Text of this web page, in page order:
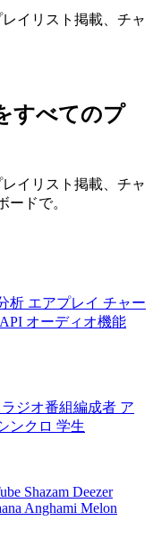
イリスト掲載、チャ
すべてのプ
イリスト掲載、チャ
ドで。
析 エアプレイ チャー
API オーディオ機能
ラジオ番組編成者 ア
ンクロ 学生
Shazam Deezer
Anghami Melon